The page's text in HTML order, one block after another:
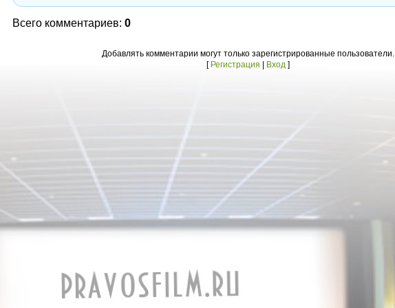
Всего комментариев: 0
Добавлять комментарии могут только зарегистрированные пользователи.
[ Регистрация Вход ]